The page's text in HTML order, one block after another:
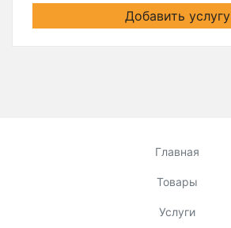
Добавить услугу
Главная
Товары
Услуги